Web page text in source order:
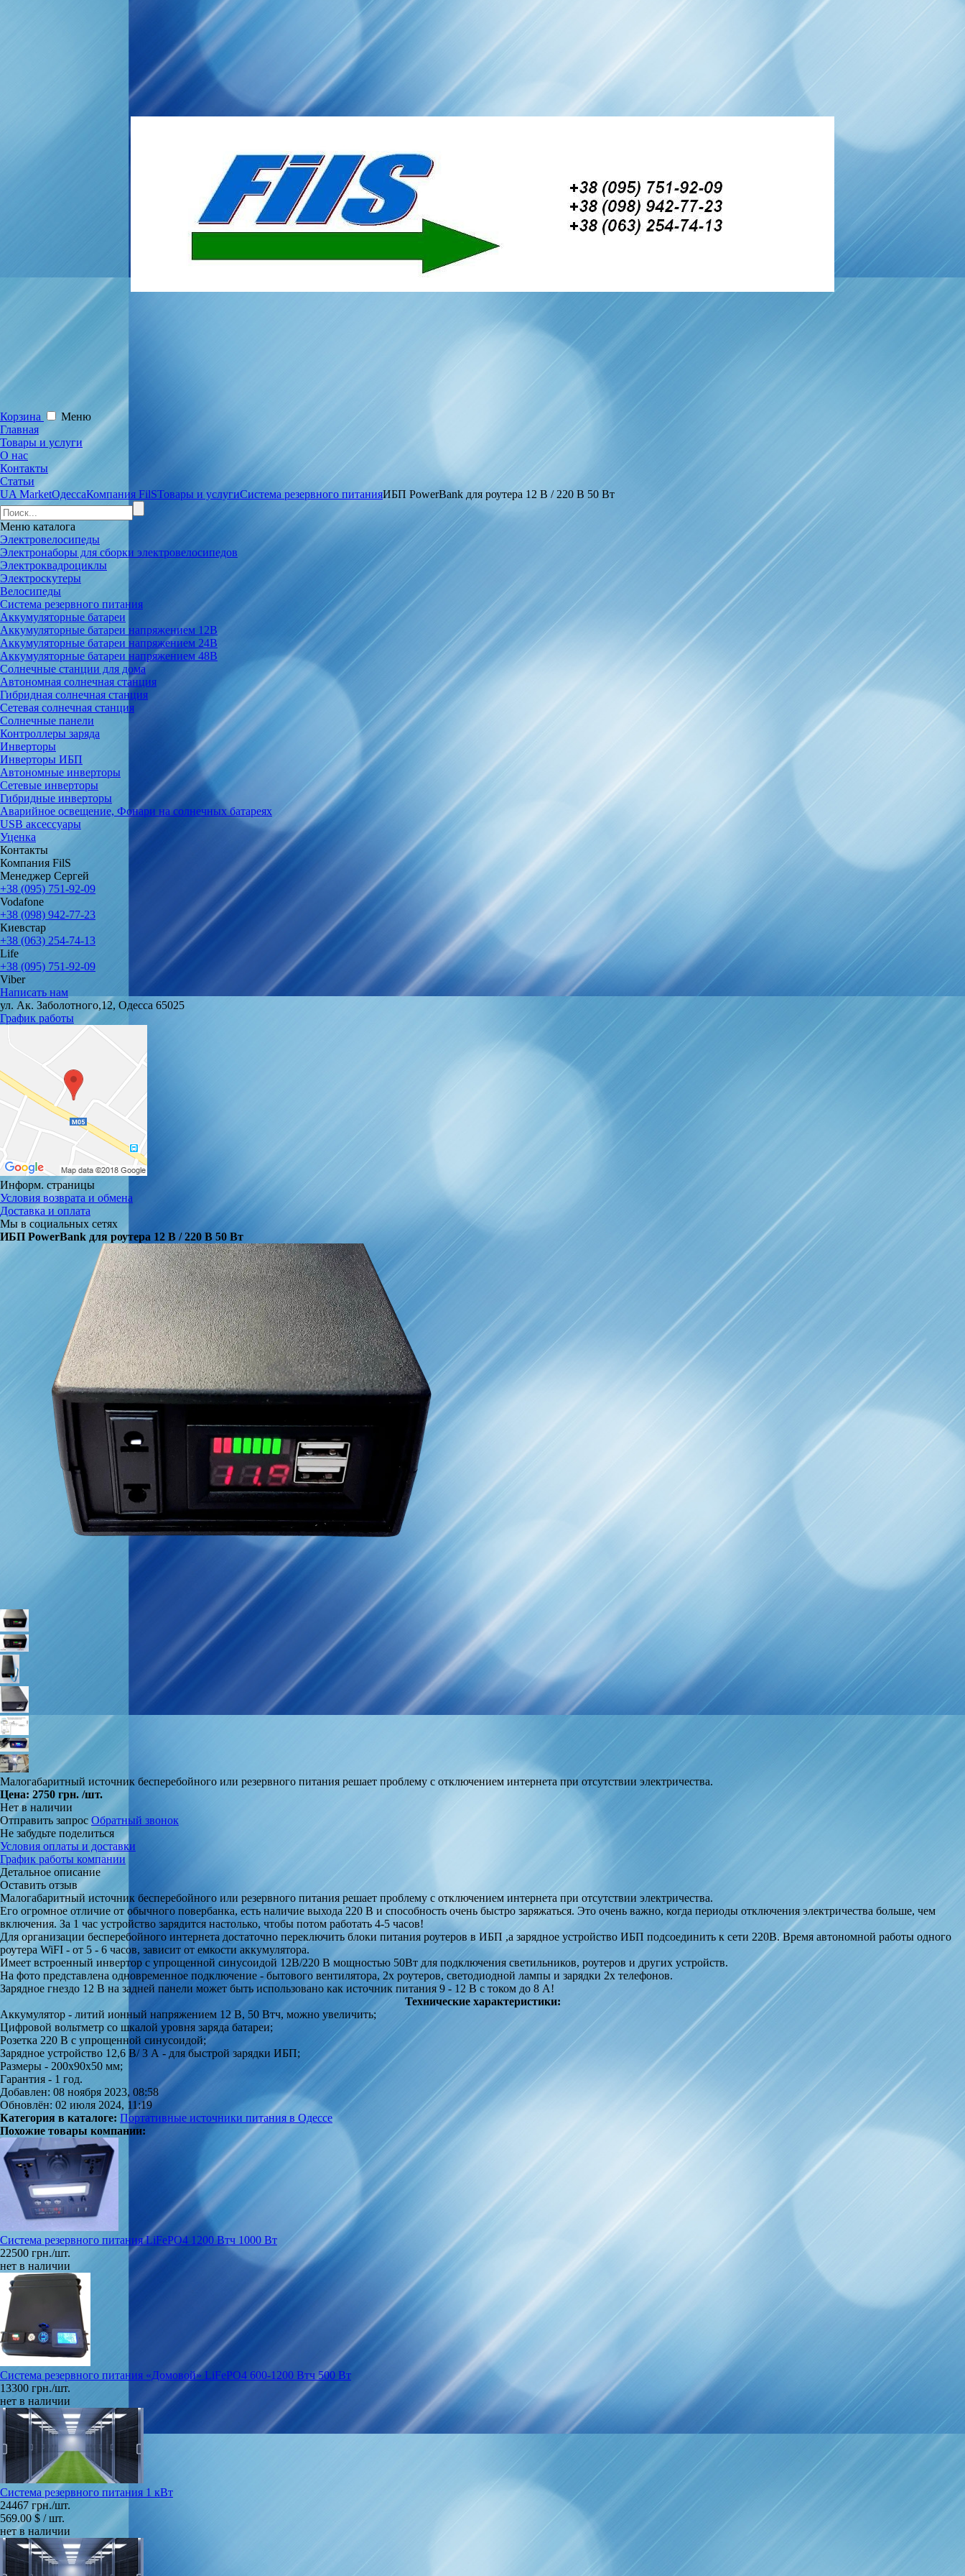
Корзина
Меню
Главная
Товары и услуги
О нас
Контакты
Статьи
UA MarketОдессаКомпания FilSТовары и услугиСистема резервного питанияИБП PowerBank для роутера 12 В / 220 В 50 Вт
Меню каталога
Электровелосипеды
Электронаборы для сборки электровелосипедов
Электроквадроциклы
Электроскутеры
Велосипеды
Система резервного питания
Аккумуляторные батареи
Аккумуляторные батареи напряжением 12В
Аккумуляторные батареи напряжением 24В
Аккумуляторные батареи напряжением 48В
Солнечные станции для дома
Автономная солнечная станция
Гибридная солнечная станция
Сетевая солнечная станция
Солнечные панели
Контроллеры заряда
Инверторы
Инверторы ИБП
Автономные инверторы
Сетевые инверторы
Гибридные инверторы
Аварийное освещение, Фонари на солнечных батареях
USB аксессуары
Уценка
Контакты
Компания FilS
Менеджер Сергей
+38 (095) 751-92-09
Vodafone
+38 (098) 942-77-23
Киевстар
+38 (063) 254-74-13
Life
+38 (095) 751-92-09
Viber
Написать нам
ул. Ак. Заболотного,12, Одесса 65025
График работы
Информ. страницы
Условия возврата и обмена
Доставка и оплата
Мы в социальных сетях
ИБП PowerBank для роутера 12 В / 220 В 50 Вт
Малогабаритный источник бесперебойного или резервного питания решает проблему с отключением интернета при отсутствии электричества.
Цена: 2750 грн. /шт.
Нет в наличии
Отправить запрос Обратный звонок
Не забудьте поделиться
Условия оплаты и доставки
График работы компании
Детальное описание
Оставить отзыв
Малогабаритный источник бесперебойного или резервного питания решает проблему с отключением интернета при отсутствии электричества.
Его огромное отличие от обычного повербанка, есть наличие выхода 220 В и способность очень быстро заряжаться. Это очень важно, когда периоды отключения электричества больше, чем
включения. За 1 час устройство зарядится настолько, чтобы потом работать 4-5 часов!
Для организации бесперебойного интернета достаточно переключить блоки питания роутеров в ИБП ,а зарядное устройство ИБП подсоединить к сети 220В. Время автономной работы одного
роутера WiFI - от 5 - 6 часов, зависит от емкости аккумулятора.
Имеет встроенный инвертор с упрощенной синусоидой 12В/220 В мощностью 50Вт для подключения светильников, роутеров и других устройств.
На фото представлена одновременное подключение - бытового вентилятора, 2х роутеров, светодиодной лампы и зарядки 2х телефонов.
Зарядное гнездо 12 В на задней панели может быть использовано как источник питания 9 - 12 В с током до 8 А!
Технические характеристики:
Аккумулятор - литий ионный напряжением 12 В, 50 Втч, можно увеличить;
Цифровой вольтметр со шкалой уровня заряда батареи;
Розетка 220 В с упрощенной синусоидой;
Зарядное устройство 12,6 В/ 3 А - для быстрой зарядки ИБП;
Размеры - 200х90х50 мм;
Гарантия - 1 год.
Добавлен: 08 ноября 2023, 08:58
Обновлён: 02 июля 2024, 11:19
Категория в каталоге: Портативные источники питания в Одессе
Похожие товары компании:
Система резервного питания LiFePO4 1200 Втч 1000 Вт
22500 грн./шт.
нет в наличии
Система резервного питания «Домовой» LiFePO4 600-1200 Втч 500 Вт
13300 грн./шт.
нет в наличии
Cистема резервного питания 1 кВт
24467 грн./шт.
569.00 $ / шт.
нет в наличии